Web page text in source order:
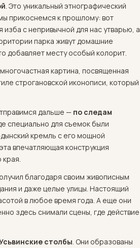
. Это уникальный этнографический
прикоснемся к прошлому: вот
изба с непривычной для нас утварью, а
парка живут домашние
добавляет месту особый колорит.
картина, посвященная
строгановской иконописи, который
дальше — по следам
специально для съемок были
кремль с его мощной
впечатляющая конструкция
края.
благодаря своим живописным
и даже целые улицы. Настоящий
в любое время года. А еще они
здесь снимали сцены, где действие
столбы. Они образованы